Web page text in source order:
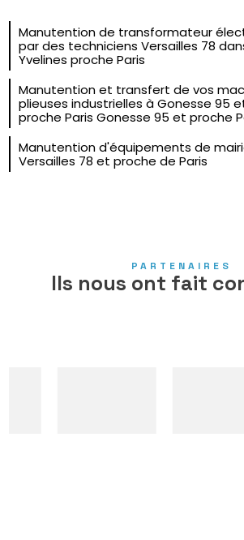
Manutention de transformateur
par des techniciens Versailles 78
Yvelines proche Paris
Manutention et transfert de vos
plieuses industrielles à Gonesse 95
proche Paris Gonesse 95 et proche
Manutention d'équipements de
Versailles 78 et proche de Paris
PARTENAIRES
Ils nous ont fait